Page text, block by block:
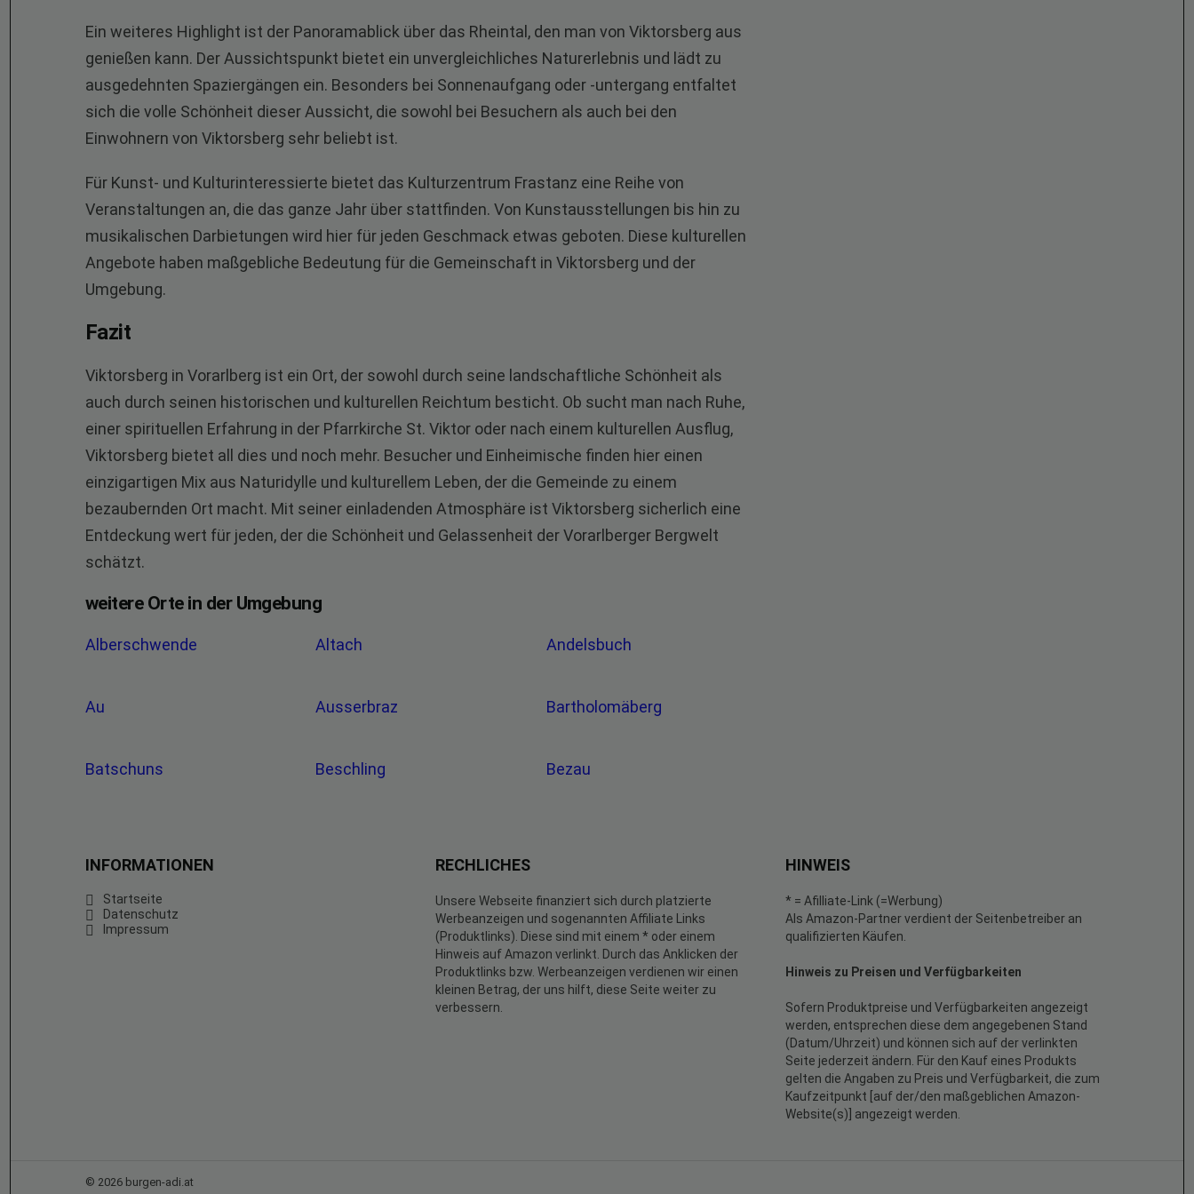
Ein weiteres Highlight ist der Panoramablick über das Rheintal, den man von Viktorsberg aus
genießen kann. Der Aussichtspunkt bietet ein unvergleichliches Naturerlebnis und lädt zu
ausgedehnten Spaziergängen ein. Besonders bei Sonnenaufgang oder -untergang entfaltet
sich die volle Schönheit dieser Aussicht, die sowohl bei Besuchern als auch bei den
Einwohnern von Viktorsberg sehr beliebt ist.
Für Kunst- und Kulturinteressierte bietet das Kulturzentrum Frastanz eine Reihe von
Veranstaltungen an, die das ganze Jahr über stattfinden. Von Kunstausstellungen bis hin zu
musikalischen Darbietungen wird hier für jeden Geschmack etwas geboten. Diese kulturellen
Angebote haben maßgebliche Bedeutung für die Gemeinschaft in Viktorsberg und der
Umgebung.
Fazit
Viktorsberg in Vorarlberg ist ein Ort, der sowohl durch seine landschaftliche Schönheit als
auch durch seinen historischen und kulturellen Reichtum besticht. Ob sucht man nach Ruhe,
einer spirituellen Erfahrung in der Pfarrkirche St. Viktor oder nach einem kulturellen Ausflug,
Viktorsberg bietet all dies und noch mehr. Besucher und Einheimische finden hier einen
einzigartigen Mix aus Naturidylle und kulturellem Leben, der die Gemeinde zu einem
bezaubernden Ort macht. Mit seiner einladenden Atmosphäre ist Viktorsberg sicherlich eine
Entdeckung wert für jeden, der die Schönheit und Gelassenheit der Vorarlberger Bergwelt
schätzt.
weitere Orte in der Umgebung
Alberschwende Altach Andelsbuch
Au Ausserbraz Bartholomäberg
Batschuns Beschling Bezau
INFORMATIONEN
Startseite
Datenschutz
Impressum
RECHLICHES
Unsere Webseite finanziert sich durch platzierte
Werbeanzeigen und sogenannten Affiliate Links
(Produktlinks). Diese sind mit einem * oder einem
Hinweis auf Amazon verlinkt. Durch das Anklicken der
Produktlinks bzw. Werbeanzeigen verdienen wir einen
kleinen Betrag, der uns hilft, diese Seite weiter zu
verbessern.
HINWEIS
* = Afilliate-Link (=Werbung)
Als Amazon-Partner verdient der Seitenbetreiber an
qualifizierten Käufen.
Hinweis zu Preisen und Verfügbarkeiten
Sofern Produktpreise und Verfügbarkeiten angezeigt
werden, entsprechen diese dem angegebenen Stand
(Datum/Uhrzeit) und können sich auf der verlinkten
Seite jederzeit ändern. Für den Kauf eines Produkts
gelten die Angaben zu Preis und Verfügbarkeit, die zum
Kaufzeitpunkt [auf der/den maßgeblichen Amazon-
Website(s)] angezeigt werden.
© 2026 burgen-adi.at